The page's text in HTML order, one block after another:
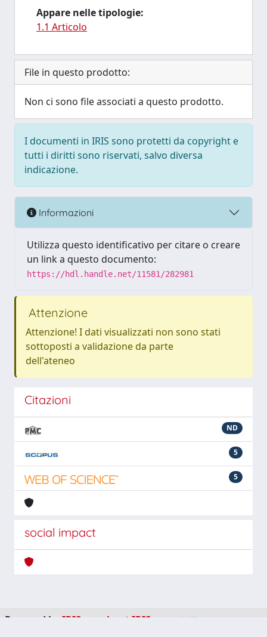
Appare nelle tipologie:
1.1 Articolo
File in questo prodotto:
Non ci sono file associati a questo prodotto.
I documenti in IRIS sono protetti da copyright e
tutti i diritti sono riservati, salvo diversa
indicazione.
Informazioni
Utilizza questo identificativo per citare o creare
un link a questo documento:
https://hdl.handle.net/11581/282981
Attenzione
Attenzione! I dati visualizzati non sono stati
sottoposti a validazione da parte
dell'ateneo
Citazioni
ND
5
5
social impact
Powered by IRIS about IRIS